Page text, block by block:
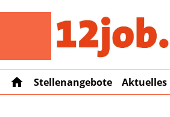
home Stellenangebote Aktuelles